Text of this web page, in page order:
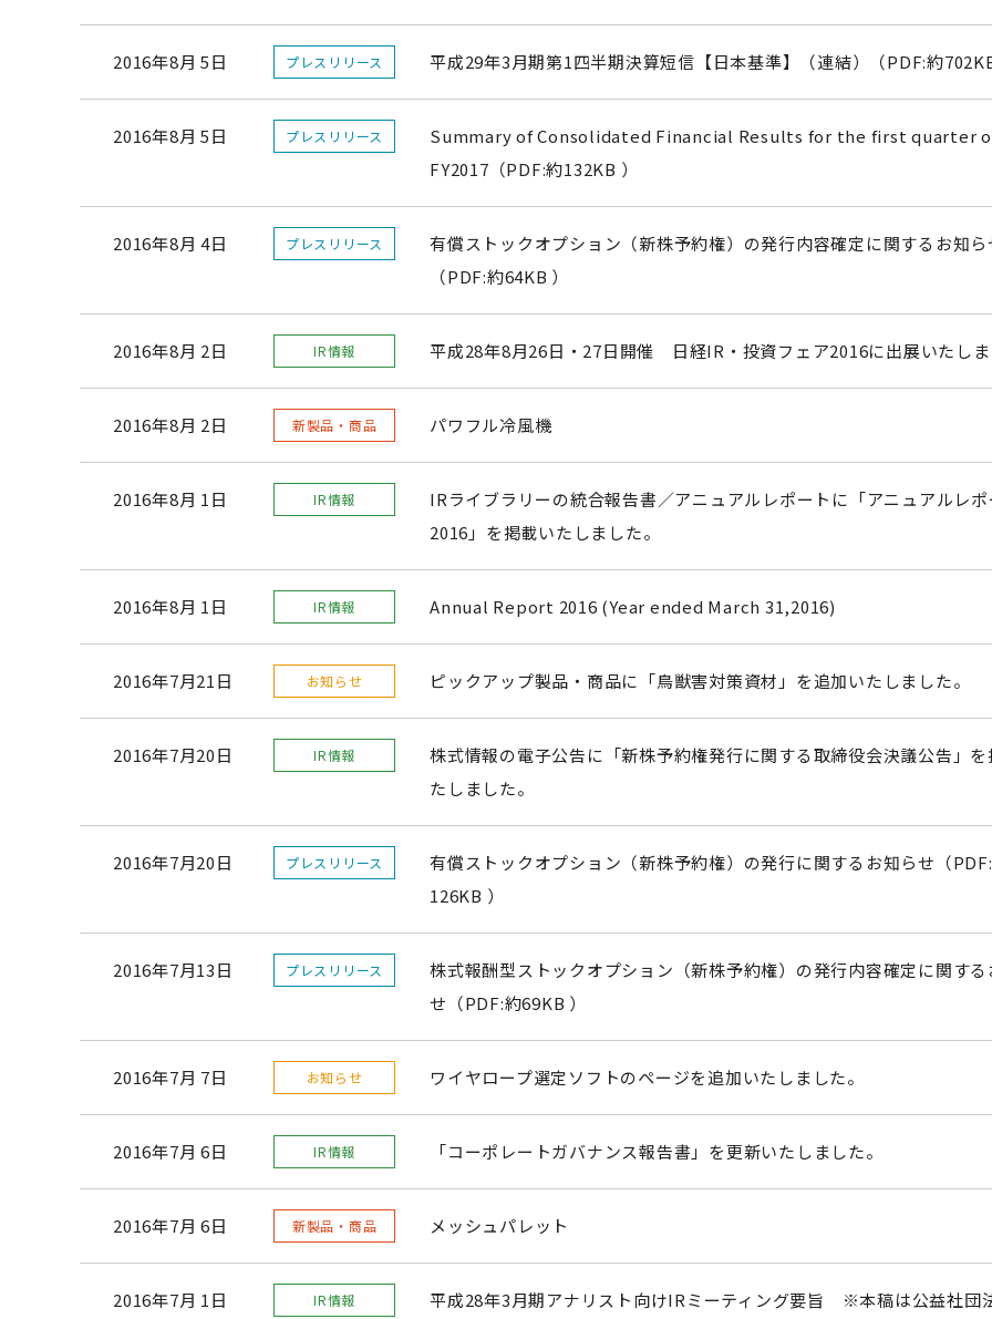
2016年8月 5日 プレスリリース 平成29年3月期第1四半期決算短信【日本基準】（連結）（PDF:約702KB
2016年8月 5日 プレスリリース
Summary of Consolidated Financial Results for the first quarter
FY2017（PDF:約132KB ）
2016年8月 4日 プレスリリース
有償ストックオプション（新株予約権）の発行内容確定に関するお知ら
（PDF:約64KB ）
2016年8月 2日 IR情報 平成28年8月26日・27日開催 日経IR・投資フェア2016に出展いたしま
2016年8月 2日 新製品・商品 パワフル冷風機
2016年8月 1日 IR情報
IRライブラリーの統合報告書／アニュアルレポートに「アニュアルレポ
2016」を掲載いたしました。
2016年8月 1日 IR情報 Annual Report 2016 (Year ended March 31,2016)
2016年7月21日 お知らせ ピックアップ製品・商品に「鳥獣害対策資材」を追加いたしました。
2016年7月20日 IR情報
株式情報の電子公告に「新株予約権発行に関する取締役会決議公告」を
たしました。
2016年7月20日 プレスリリース
有償ストックオプション（新株予約権）の発行に関するお知らせ（
126KB ）
2016年7月13日 プレスリリース
株式報酬型ストックオプション（新株予約権）の発行内容確定に関する
せ（PDF:約69KB ）
2016年7月 7日 お知らせ ワイヤロープ選定ソフトのページを追加いたしました。
2016年7月 6日 IR情報 「コーポレートガバナンス報告書」を更新いたしました。
2016年7月 6日 新製品・商品 メッシュパレット
2016年7月 1日 IR情報 平成28年3月期アナリスト向けIRミーティング要旨 ※本稿は公益社団